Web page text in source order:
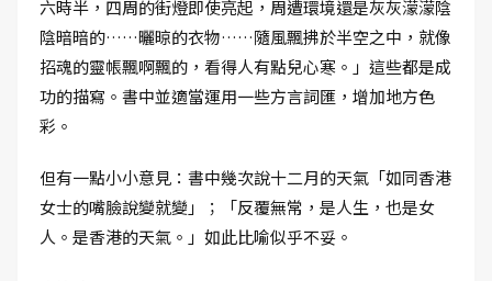
六時半，四周的街燈即使亮起，周遭環境還是灰灰濛濛陰
陰暗暗的……曬晾的衣物……隨風飄拂於半空之中，就像
招魂的靈帳飄啊飄的，看得人有點兒心寒。」這些都是成
功的描寫。書中並適當運用一些方言詞匯，增加地方色
彩。
但有一點小小意見：書中幾次說十二月的天氣「如同香港
女士的嘴臉說變就變」；「反覆無常，是人生，也是女
人。是香港的天氣。」如此比喻似乎不妥。